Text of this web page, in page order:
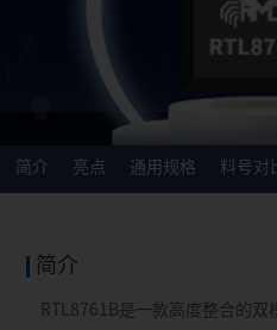
简介 亮点 通用规格 料号对
简介
RTL8761B是一款高度整合的